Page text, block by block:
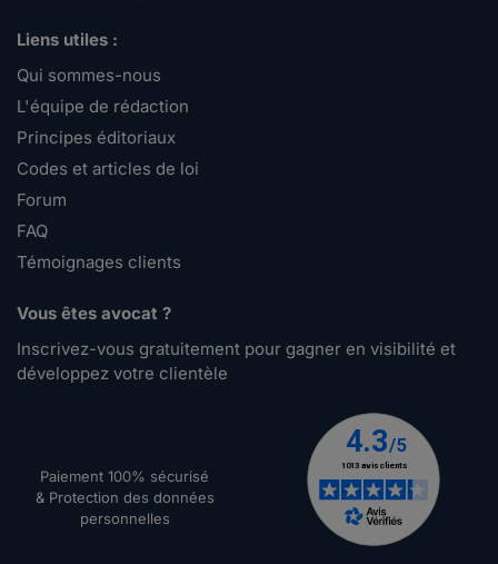
Liens utiles :
Qui sommes-nous
L'équipe de rédaction
Principes éditoriaux
Codes et articles de loi
Forum
FAQ
Témoignages clients
Vous êtes avocat ?
Inscrivez-vous gratuitement pour gagner en visibilité et
développez votre clientèle
Paiement 100% sécurisé
& Protection des données
personnelles